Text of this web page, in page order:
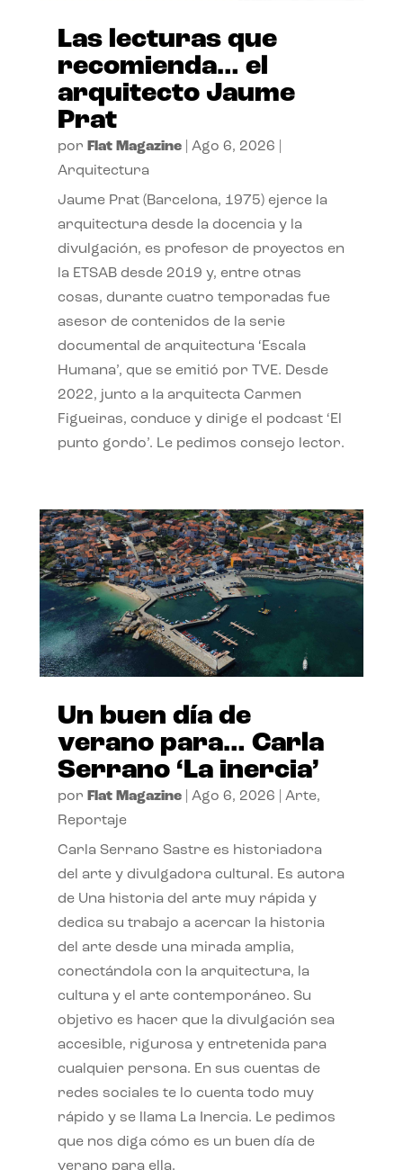
Las lecturas que
recomienda… el
arquitecto Jaume
Prat
por Flat Magazine| Ago 6, 2026
Arquitectura
Jaume Prat (Barcelona, 1975) ejerce la
arquitectura desde la docencia y la
divulgación, es profesor de proyectos en
la ETSAB desde 2019 y, entre otras
cosas, durante cuatro temporadas fue
asesor de contenidos de la serie
documental de arquitectura ‘Escala
Humana’, que se emitió por TVE. Desde
2022, junto a la arquitecta Carmen
Figueiras, conduce y dirige el podcast ‘El
punto gordo’. Le pedimos consejo lector.
Un buen día de
verano para… Carla
Serrano ‘La inercia’
por Flat Magazine| Ago 6, 2026 Arte,
Reportaje
Carla Serrano Sastre es historiadora
del arte y divulgadora cultural. Es autora
de Una historia del arte muy rápida y
dedica su trabajo a acercar la historia
del arte desde una mirada amplia,
conectándola con la arquitectura, la
cultura y el arte contemporáneo. Su
objetivo es hacer que la divulgación sea
accesible, rigurosa y entretenida para
cualquier persona. En sus cuentas de
redes sociales te lo cuenta todo muy
rápido y se llama La Inercia. Le pedimos
que nos diga cómo es un buen día de
verano para ella.